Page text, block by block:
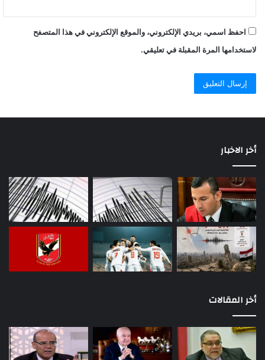
احفظ اسمي، بريدي الإلكتروني، والموقع الإلكتروني في هذا المتصفح
لاستخدامها المرة المقبلة في تعليقي.
أخر الاخبار
أخر المقالات